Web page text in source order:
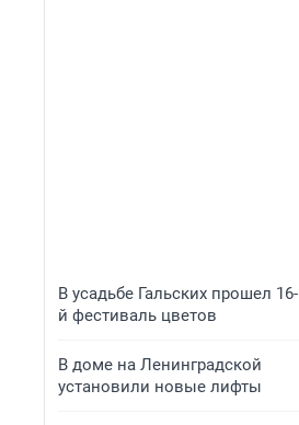
В усадьбе Гальских прошел 16-
й фестиваль цветов
В доме на Ленинградской
установили новые лифты